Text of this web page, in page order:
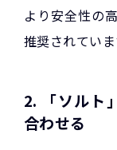
より安全性の
推奨されていま
2. 「ソルト
合わせる